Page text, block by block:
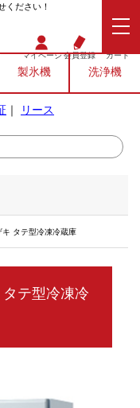
ください！
マイページ会員登録 カート
製氷機 洗浄機
｜ リース
タテ型冷凍冷蔵庫
テ型冷凍冷